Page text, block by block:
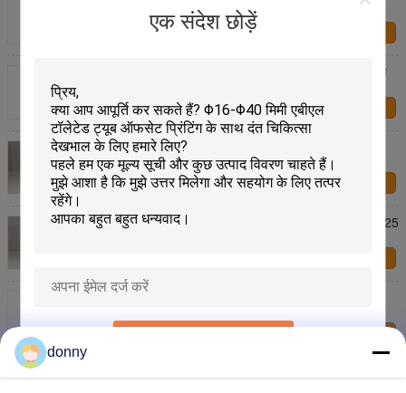
एक संदेश छोड़ें
प्लास्टिक पैकेजिंग ट्यूब
कॉस्मेटिक प्लास्टिक कॉलर क्लीनर पैकेजिंग ट्यूब, दैनिक रासायनिक
हमसे संपर्क करें
EVOH Barrier 375 Thickness Plastic Laminated
Cosmetic Tube Packaging With Stamping
हमसे संपर्क करें
Combined Offset Cosmetic Tubes Packaging PBL425
दैनिक रासायनिक प्रसाधन सामग्री प्लास्टिक पैकेजिंग ट्यूब व्यास
donny